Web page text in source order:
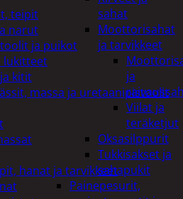
sahat
Moottorisahat
ja tarvikkeet
ja
Viilat ja
teräketjut
Oksasilppurit
Tukkisakset ja
sahapukit
Painepesurit,
teipit
narut
ja puikot
lukitteet
kitit
massa ja uretaanipistoolit
hanat ja tarvikkeet